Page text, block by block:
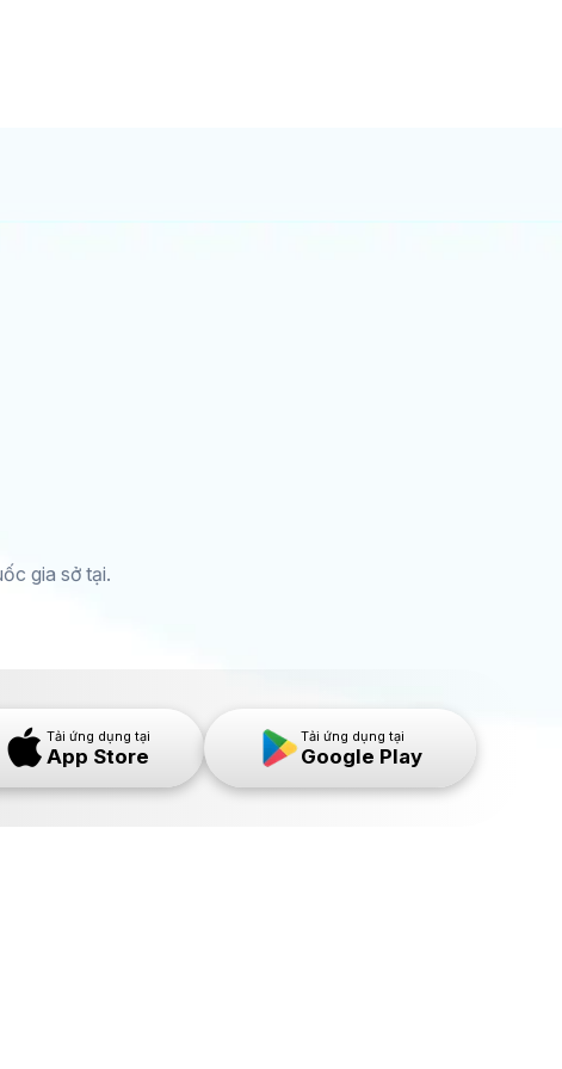
gia sở tại.
Tải ứng dụng tại
App Store
Tải ứng dụng tại
Google Play